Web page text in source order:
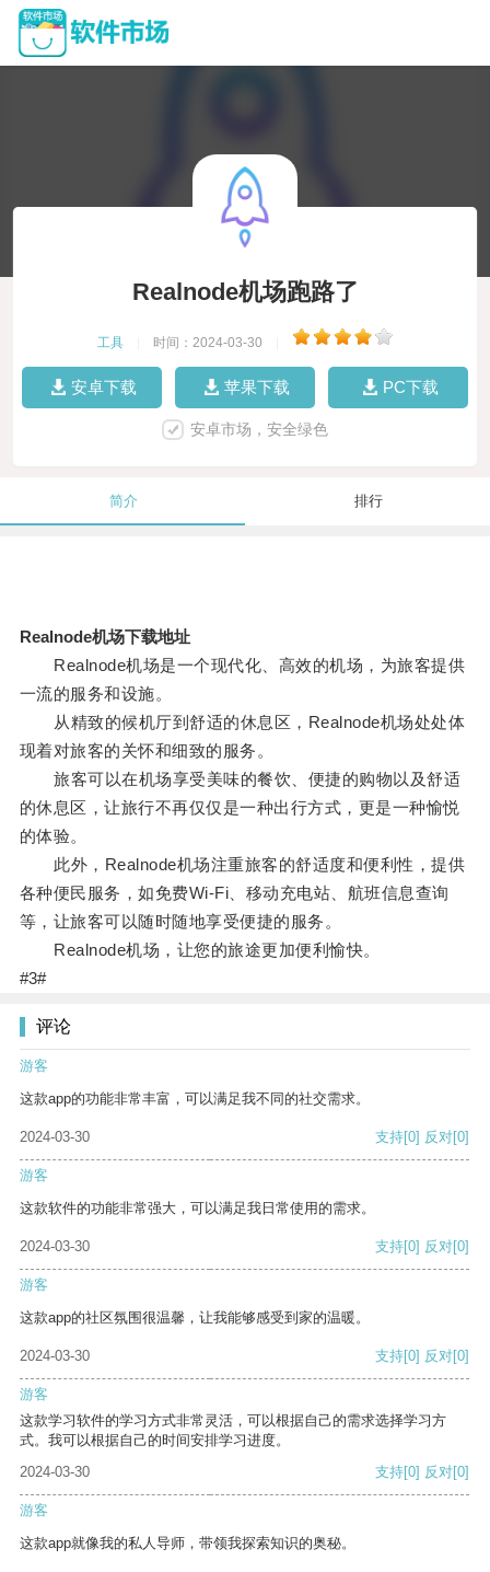
Realnode机场跑路了
工具 时间：2024-03-30
安卓下载 苹果下载 PC下载
安卓市场，安全绿色
简介 排行
Realnode机场下载地址
Realnode机场是一个现代化、高效的机场，为旅客提供
一流的服务和设施。
从精致的候机厅到舒适的休息区，Realnode机场处处体
现着对旅客的关怀和细致的服务。
旅客可以在机场享受美味的餐饮、便捷的购物以及舒适
的休息区，让旅行不再仅仅是一种出行方式，更是一种愉悦
的体验。
此外，Realnode机场注重旅客的舒适度和便利性，提供
各种便民服务，如免费Wi-Fi、移动充电站、航班信息查询
等，让旅客可以随时随地享受便捷的服务。
Realnode机场，让您的旅途更加便利愉快。
#3#
评论
游客
这款app的功能非常丰富，可以满足我不同的社交需求。
2024-03-30 支持[0] 反对[0]
游客
这款软件的功能非常强大，可以满足我日常使用的需求。
2024-03-30 支持[0] 反对[0]
游客
这款app的社区氛围很温馨，让我能够感受到家的温暖。
2024-03-30 支持[0] 反对[0]
游客
这款学习软件的学习方式非常灵活，可以根据自己的需求选择学习方
式。我可以根据自己的时间安排学习进度。
2024-03-30
支持[0] 反对[0]
游客
这款app就像我的私人导师，带领我探索知识的奥秘。